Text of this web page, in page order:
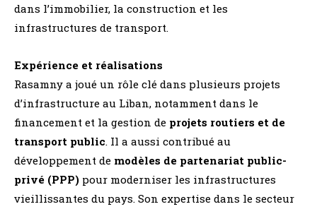
dans l’immobilier, la construction et les
infrastructures de transport.
Expérience et réalisations
Rasamny a joué un rôle clé dans plusieurs projets
d’infrastructure au Liban, notamment dans le
financement et la gestion de projets routiers et de
transport public. Il a aussi contribué au
développement de modèles de partenariat public-
privé (PPP) pour moderniser les infrastructures
vieillissantes du pays. Son expertise dans le secteur